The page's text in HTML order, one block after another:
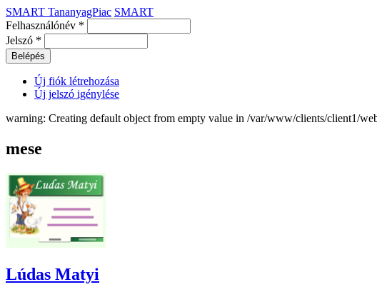
SMART TananyagPiac SMART
Felhasználónév *
Jelszó *
Új fiók létrehozása
Új jelszó igénylése
warning: Creating default object from empty value in /var/www/clients/client1/
mese
Lúdas Matyi